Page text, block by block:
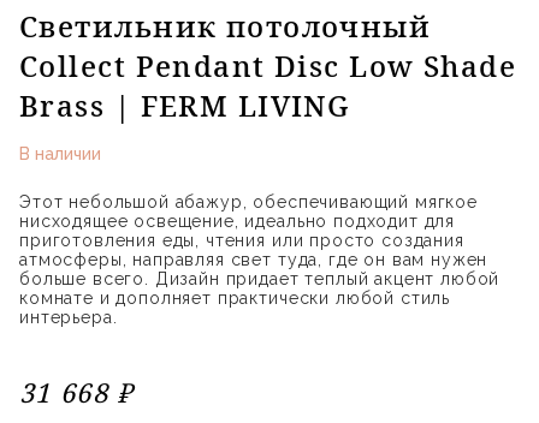
Светильник потолочный
Collect Pendant Disc Low Shade
Brass | FERM LIVING
В наличии
Этот небольшой абажур, обеспечивающий мягкое
нисходящее освещение, идеально подходит для
приготовления еды, чтения или просто создания
атмосферы, направляя свет туда, где он вам нужен
больше всего. Дизайн придает теплый акцент любой
комнате и дополняет практически любой стиль
интерьера.
31 668 ₽